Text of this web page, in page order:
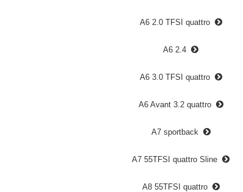
A6 2.0 TFSI quattro
A6 2.4
A6 3.0 TFSI quattro
A6 Avant 3.2 quattro
A7 sportback
A7 55TFSI quattro Sline
A8 55TFSI quattro